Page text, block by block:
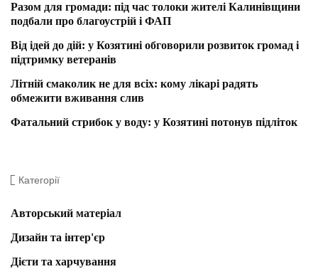
Разом для громади: під час толоки жителі Калинівщини
подбали про благоустрій і ФАП
Від ідей до дій: у Козятині обговорили розвиток громад і
підтримку ветеранів
Літній смаколик не для всіх: кому лікарі радять
обмежити вживання слив
Фатальний стрибок у воду: у Козятині потонув підліток
Категорії
Авторський матеріал
Дизайн та інтер'єр
Дієти та харчування